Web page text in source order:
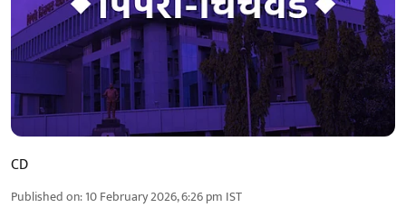
CD
Published on:10 February 2026, 6:26 pm IST